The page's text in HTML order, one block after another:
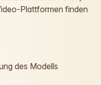
Plattformen finden
des Modells